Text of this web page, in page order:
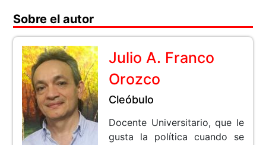
Sobre el autor
Julio A. Franco
Orozco
Cleóbulo
Docente Universitario, que le
gusta la política cuando se